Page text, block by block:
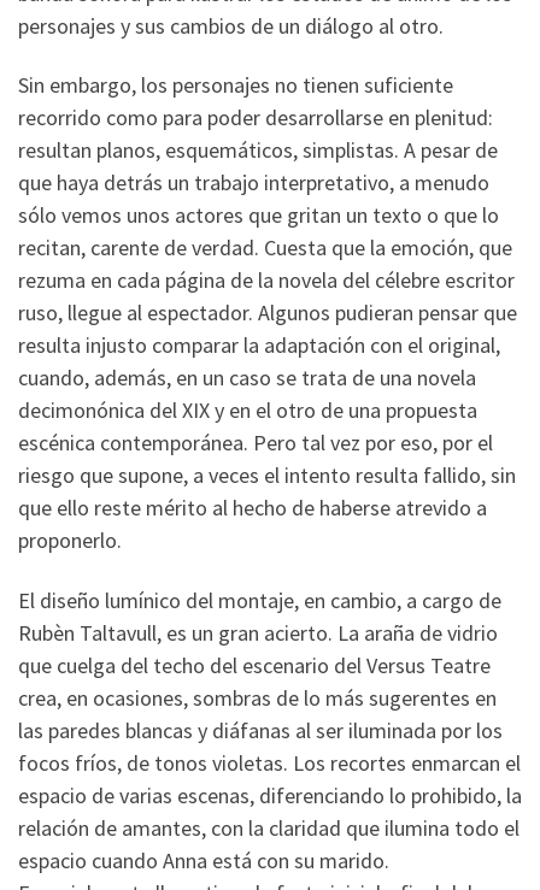
personajes y sus cambios de un diálogo al otro.
Sin embargo, los personajes no tienen suficiente
recorrido como para poder desarrollarse en plenitud:
resultan planos, esquemáticos, simplistas. A pesar de
que haya detrás un trabajo interpretativo, a menudo
sólo vemos unos actores que gritan un texto o que lo
recitan, carente de verdad. Cuesta que la emoción, que
rezuma en cada página de la novela del célebre escritor
ruso, llegue al espectador. Algunos pudieran pensar que
resulta injusto comparar la adaptación con el original,
cuando, además, en un caso se trata de una novela
decimonónica del XIX y en el otro de una propuesta
escénica contemporánea. Pero tal vez por eso, por el
riesgo que supone, a veces el intento resulta fallido, sin
que ello reste mérito al hecho de haberse atrevido a
proponerlo.
El diseño lumínico del montaje, en cambio, a cargo de
Rubèn Taltavull, es un gran acierto. La araña de vidrio
que cuelga del techo del escenario del Versus Teatre
crea, en ocasiones, sombras de lo más sugerentes en
las paredes blancas y diáfanas al ser iluminada por los
focos fríos, de tonos violetas. Los recortes enmarcan el
espacio de varias escenas, diferenciando lo prohibido, la
relación de amantes, con la claridad que ilumina todo el
espacio cuando Anna está con su marido.